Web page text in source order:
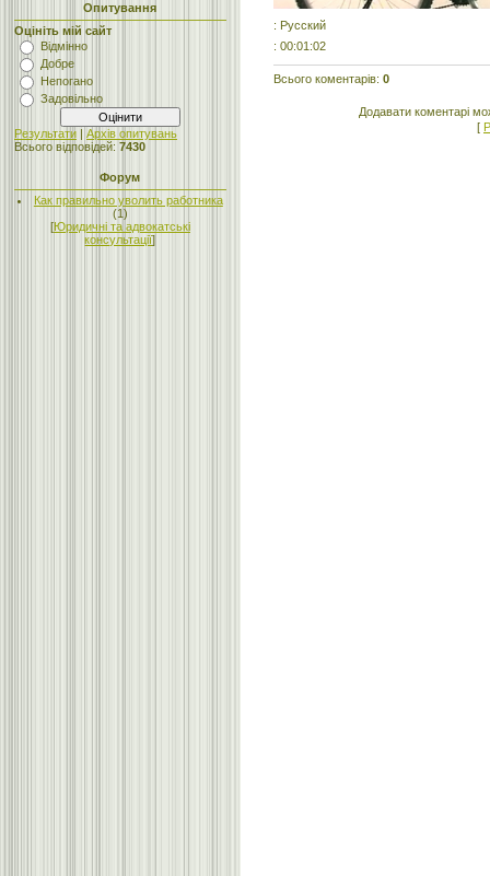
Опитування
Оцініть мій сайт
Відмінно
Добре
Непогано
Задовільно
Результати | Архів опитувань
Всього відповідей: 7430
Форум
Как правильно уволить работника
(1)
[Юридичні та адвокатські
консультації]
: Русский
: 00:01:02
Всього коментарів: 0
Додавати коментарі
[